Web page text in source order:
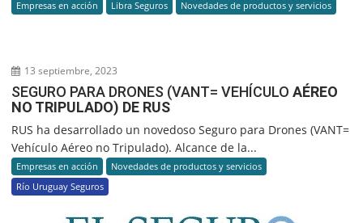
Empresas en acción Libra Seguros Novedades de productos y servicios
13 septiembre, 2023
SEGURO PARA DRONES (VANT= VEHÍCULOAÉREO
NO TRIPULADO) DE RUS
RUS ha desarrollado un novedoso Seguro para Drones (VANT=
Vehículo Aéreo no Tripulado). Alcance de la...
Empresas en acción
Novedades de productos y servicios
Río Uruguay Seguros